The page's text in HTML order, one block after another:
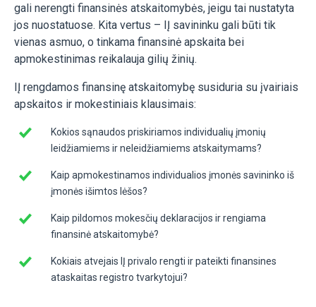
gali nerengti finansinės atskaitomybės, jeigu tai nustatyta
jos nuostatuose. Kita vertus – IĮ savininku gali būti tik
vienas asmuo, o tinkama finansinė apskaita bei
apmokestinimas reikalauja gilių žinių.
IĮ rengdamos finansinę atskaitomybę susiduria su įvairiais
apskaitos ir mokestiniais klausimais:
Kokios sąnaudos priskiriamos individualių įmonių
leidžiamiems ir neleidžiamiems atskaitymams?
Kaip apmokestinamos individualios įmonės savininko iš
įmonės išimtos lėšos?
Kaip pildomos mokesčių deklaracijos ir rengiama
finansinė atskaitomybė?
Kokiais atvejais IĮ privalo rengti ir pateikti finansines
ataskaitas registro tvarkytojui?